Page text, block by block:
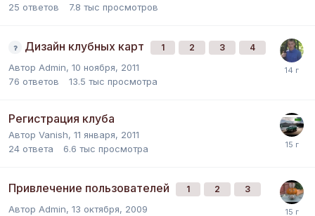
25 ответов 7.8 тыс просмотров
Дизайн клубных карт 1 2 3 4
Автор Admin, 10 ноября, 2011
76 ответов 13.5 тыс просмотра
Регистрация клуба
Автор Vanish, 11 января, 2011
24 ответа 6.6 тыс просмотра
Привлечение пользователей 1 2 3
Автор Admin, 13 октября, 2009